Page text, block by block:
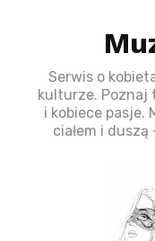
Serwis o
kulturze. Poznaj
i kobiece pasje.
ciałem i